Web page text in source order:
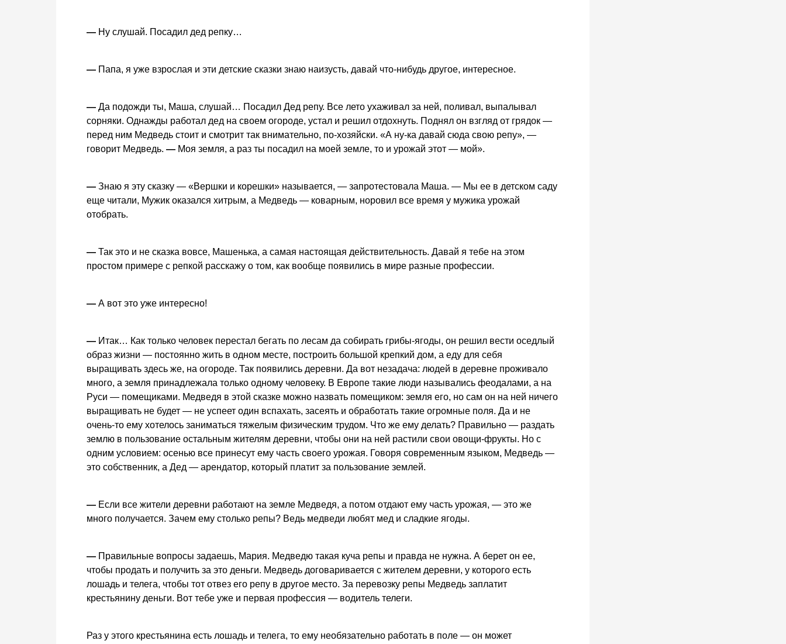
— Ну слушай. Посадил дед репку…
— Папа, я уже взрослая и эти детские сказки знаю наизусть, давай что-нибудь другое, интересное.
— Да подожди ты, Маша, слушай… Посадил Дед репу. Все лето ухаживал за ней, поливал, выпалывал
сорняки. Однажды работал дед на своем огороде, устал и решил отдохнуть. Поднял он взгляд от грядок —
перед ним Медведь стоит и смотрит так внимательно, по-хозяйски. «А ну-ка давай сюда свою репу», —
говорит Медведь. — Моя земля, а раз ты посадил на моей земле, то и урожай этот — мой».
— Знаю я эту сказку — «Вершки и корешки» называется, — запротестовала Маша. — Мы ее в детском саду
еще читали, Мужик оказался хитрым, а Медведь — коварным, норовил все время у мужика урожай
отобрать.
— Так это и не сказка вовсе, Машенька, а самая настоящая действительность. Давай я тебе на этом
простом примере с репкой расскажу о том, как вообще появились в мире разные профессии.
— А вот это уже интересно!
— Итак… Как только человек перестал бегать по лесам да собирать грибы-ягоды, он решил вести оседлый
образ жизни — постоянно жить в одном месте, построить большой крепкий дом, а еду для себя
выращивать здесь же, на огороде. Так появились деревни. Да вот незадача: людей в деревне проживало
много, а земля принадлежала только одному человеку. В Европе такие люди назывались феодалами, а на
Руси — помещиками. Медведя в этой сказке можно назвать помещиком: земля его, но сам он на ней ничего
выращивать не будет — не успеет один вспахать, засеять и обработать такие огромные поля. Да и не
очень-то ему хотелось заниматься тяжелым физическим трудом. Что же ему делать? Правильно — раздать
землю в пользование остальным жителям деревни, чтобы они на ней растили свои овощи-фрукты. Но с
одним условием: осенью все принесут ему часть своего урожая. Говоря современным языком, Медведь —
это собственник, а Дед — арендатор, который платит за пользование землей.
— Если все жители деревни работают на земле Медведя, а потом отдают ему часть урожая, — это же
много получается. Зачем ему столько репы? Ведь медведи любят мед и сладкие ягоды.
— Правильные вопросы задаешь, Мария. Медведю такая куча репы и правда не нужна. А берет он ее,
чтобы продать и получить за это деньги. Медведь договаривается с жителем деревни, у которого есть
лошадь и телега, чтобы тот отвез его репу в другое место. За перевозку репы Медведь заплатит
крестьянину деньги. Вот тебе уже и первая профессия — водитель телеги.
Раз у этого крестьянина есть лошадь и телега, то ему необязательно работать в поле — он может